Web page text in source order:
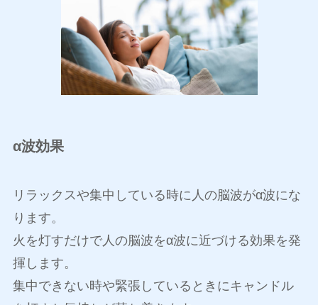
α波効果
リラックスや集中している時に人の脳波がα波にな
ります。
火を灯すだけで人の脳波をα波に近づける効果を発
揮します。
集中できない時や緊張しているときにキャンドル